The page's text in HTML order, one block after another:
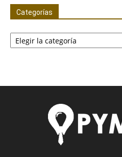
Categorías
Categorías